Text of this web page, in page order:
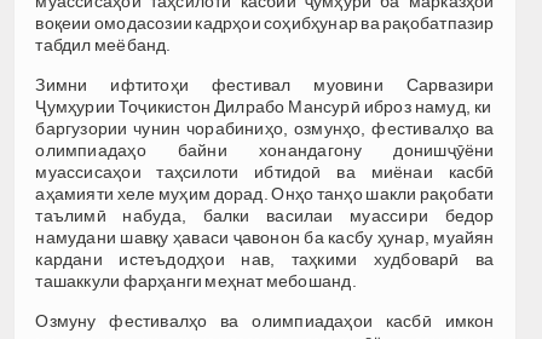
воқеии омодасозии кадрҳои соҳибҳунар ва рақобатпазир
табдил меёбанд.
Зимни ифтитоҳи фестивал муовини Сарвазири
Ҷумҳурии Тоҷикистон Дилрабо Мансурӣ иброз намуд, ки
баргузории чунин чорабиниҳо, озмунҳо, фестивалҳо ва
олимпиадаҳо байни хонандагону донишҷӯёни
муассисаҳои таҳсилоти ибтидоӣ ва миёнаи касбӣ
аҳамияти хеле муҳим дорад. Онҳо танҳо шакли рақобати
таълимӣ набуда, балки василаи муассири бедор
намудани шавқу ҳаваси ҷавонон ба касбу ҳунар, муайян
кардани истеъдодҳои нав, таҳкими худбоварӣ ва
ташаккули фарҳанги меҳнат мебошанд.
Озмуну фестивалҳо ва олимпиадаҳои касбӣ имкон